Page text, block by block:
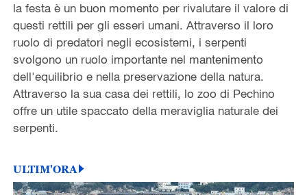
la festa è un buon momento per rivalutare il valore di
questi rettili per gli esseri umani. Attraverso il loro
ruolo di predatori negli ecosistemi, i serpenti
svolgono un ruolo importante nel mantenimento
dell'equilibrio e nella preservazione della natura.
Attraverso la sua casa dei rettili, lo zoo di Pechino
offre un utile spaccato della meraviglia naturale dei
serpenti.
ULTIM'ORA